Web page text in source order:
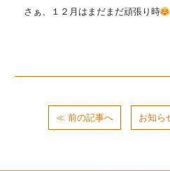
さぁ、１２月はまだまだ頑張り時
≪ 前の記事へ お知ら